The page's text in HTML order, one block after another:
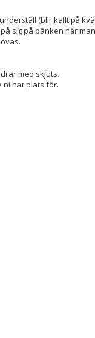
(blir kallt på
sig på bänken när
med skjuts.
ni har plats för.